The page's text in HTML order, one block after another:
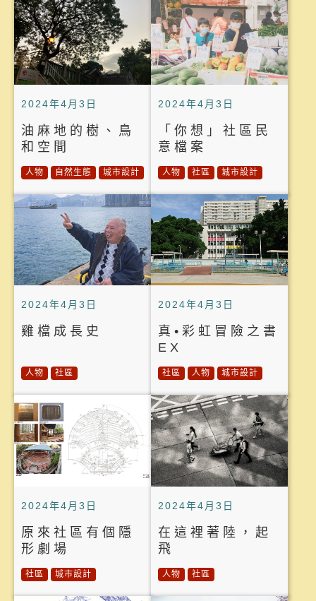
2024年4月3日
油麻地的樹、鳥
和空間
人物 自然生態 城市設計
2024年4月3日
「你想」社區民
意檔案
人物 社區 城市設計
2024年4月3日
雞檔成長史
人物 社區
2024年4月3日
真•彩虹冒險之書
EX
社區 人物 城市設計
2024年4月3日
原來社區有個隱
形劇場
社區 城市設計
2024年4月3日
在這裡著陸，起
飛
人物 社區